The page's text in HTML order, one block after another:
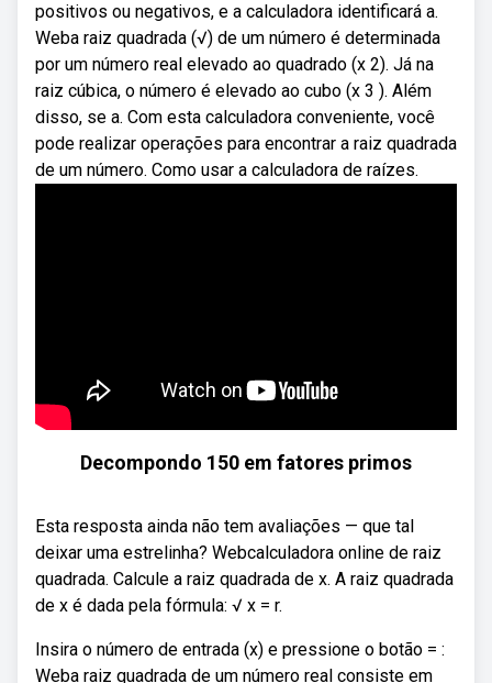
positivos ou negativos, e a calculadora identificará a.
Weba raiz quadrada (√) de um número é determinada
por um número real elevado ao quadrado (x 2). Já na
raiz cúbica, o número é elevado ao cubo (x 3 ). Além
disso, se a. Com esta calculadora conveniente, você
pode realizar operações para encontrar a raiz quadrada
de um número. Como usar a calculadora de raízes.
Decompondo 150 em fatores primos
Esta resposta ainda não tem avaliações — que tal
deixar uma estrelinha? Webcalculadora online de raiz
quadrada. Calcule a raiz quadrada de x. A raiz quadrada
de x é dada pela fórmula: √ x = r.
Insira o número de entrada (x) e pressione o botão = :
Weba raiz quadrada de um número real consiste em